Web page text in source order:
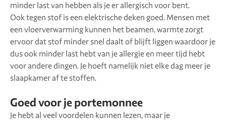
minder last van hebben als je er allergisch voor bent.
Ook tegen stof is een elektrische deken goed. Mensen met
een vloerverwarming kunnen het beamen, warmte zorgt
ervoor dat stof minder snel daalt of blijft liggen waardoor je
dus ook minder last hebt van je allergie en meer tijd hebt
voor andere dingen. Je hoeft namelijk niet elke dag meer je
slaapkamer af te stoffen.
Goed voor je portemonnee
Je hebt al veel voordelen kunnen lezen, maar je